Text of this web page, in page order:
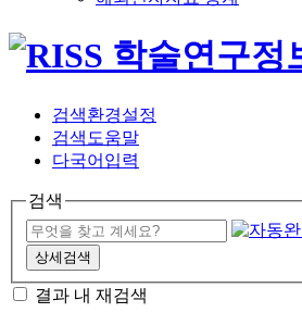
검색환경설정
검색도움말
다국어입력
검색
상세검색
결과 내 재검색